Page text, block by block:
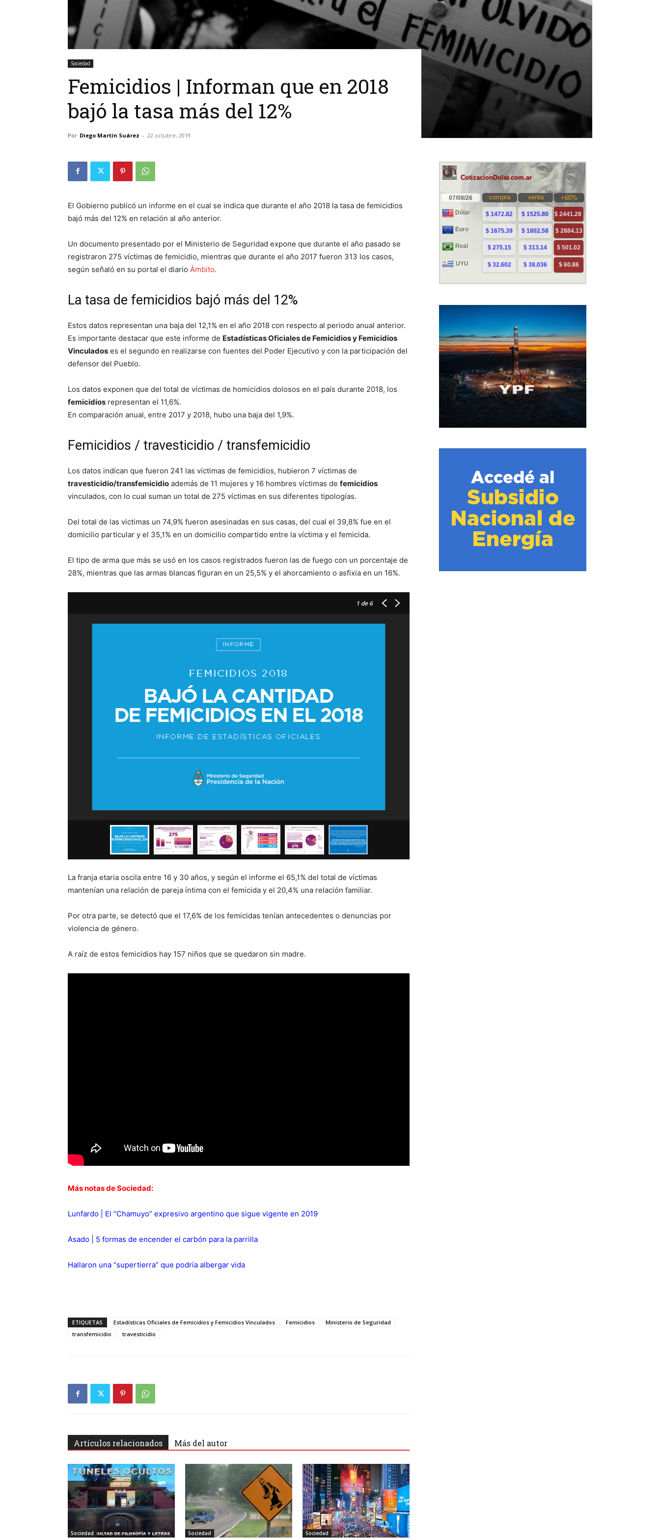
Sociedad
Femicidios | Informan que en 2018
bajó la tasa más del 12%
Por Diego Martín Suárez - 22 octubre, 2019
El Gobierno publicó un informe en el cual se indica que durante el año 2018 la tasa de femicidios
bajó más del 12% en relación al año anterior.
Un documento presentado por el Ministerio de Seguridad expone que durante el año pasado se
registraron 275 víctimas de femicidio, mientras que durante el año 2017 fueron 313 los casos,
según señaló en su portal el diario Ámbito.
La tasa de femicidios bajó más del 12%
Estos datos representan una baja del 12,1% en el año 2018 con respecto al periodo anual anterior.
Es importante destacar que este informe de Estadísticas Oficiales de Femicidios y Femicidios
Vinculados es el segundo en realizarse con fuentes del Poder Ejecutivo y con la participación del
defensor del Pueblo.
Los datos exponen que del total de víctimas de homicidios dolosos en el país durante 2018, los
femicidios representan el 11,6%.
En comparación anual, entre 2017 y 2018, hubo una baja del 1,9%.
Femicidios / travesticidio / transfemicidio
Los datos indican que fueron 241 las víctimas de femicidios, hubieron 7 víctimas de
travesticidio/transfemicidio además de 11 mujeres y 16 hombres víctimas de femicidios
vinculados, con lo cual suman un total de 275 víctimas en sus diferentes tipologías.
Del total de las victimas un 74,9% fueron asesinadas en sus casas, del cual el 39,8% fue en el
domicilio particular y el 35,1% en un domicilio compartido entre la víctima y el femicida.
El tipo de arma que más se usó en los casos registrados fueron las de fuego con un porcentaje de
28%, mientras que las armas blancas figuran en un 25,5% y el ahorcamiento o asfixia en un 16%.
1 de 6
La franja etaria oscila entre 16 y 30 años, y según el informe el 65,1% del total de víctimas
mantenían una relación de pareja íntima con el femicida y el 20,4% una relación familiar.
Por otra parte, se detectó que el 17,6% de los femicidas tenían antecedentes o denuncias por
violencia de género.
A raíz de estos femicidios hay 157 niños que se quedaron sin madre.
Más notas de Sociedad:
Lunfardo | El “Chamuyo” expresivo argentino que sigue vigente en 2019
Asado | 5 formas de encender el carbón para la parrilla
Hallaron una “supertierra” que podría albergar vida
ETIQUETAS Estadísticas Oficiales de Femicidios y Femicidios Vinculados Femicidios
Ministerio de Seguridad
transfemicidio
travesticidio
Artículos relacionados Más del autor
Sociedad Sociedad Sociedad